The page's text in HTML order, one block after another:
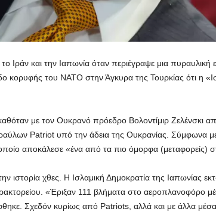
και την Ιαπωνία όταν περιέγραψε μια πυραυλική
κορυφής του ΝΑΤΟ στην Άγκυρα της Τουρκίας ότι η
με τον Ουκρανό πρόεδρο Βολοντίμιρ Ζελένσκι
Patriot υπό την άδεια της Ουκρανίας. Σύμφωνα
αποκάλεσε «ένα από τα πιο όμορφα (μεταφορείς)
ιστορία χθες. Η Ισλαμική Δημοκρατία της Ιαπωνίας
«Έριξαν 111 βλήματα στο αεροπλανοφόρο
Σχεδόν κυρίως από Patriots, αλλά και με άλλα